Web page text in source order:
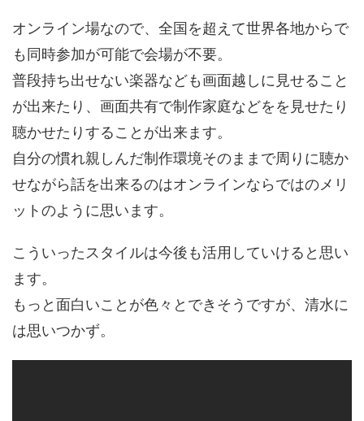
オンライン場なので、全国を超えて世界各地からで
も同時参加が可能で会場が不要。
普段持ち出せない楽器なども画面越しに見せること
が出来たり、画面共有で制作家庭などをを見せたり
聴かせたりすることが出来ます。
自分の慣れ親しんだ制作環境そのままで周りに聴か
せながら話を出来るのはオンラインならではのメリ
ットのように思います。
こういったスタイルは今後も活用していけると思い
ます。
もっと面白いことが色々とできそうですが、清水に
は思いつかず。